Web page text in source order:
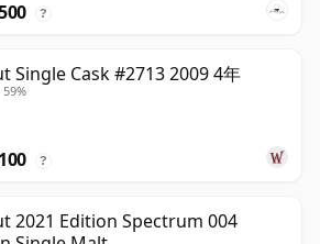
?
Single Cask #2713 2009 4年
59%
?
2021 Edition Spectrum 004